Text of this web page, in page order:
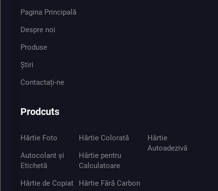
Pagina Principală
Despre noi
Produse
Știri
Contactați-ne
Prodcuts
Hârtie Foto
Autocolant și
Etichetă
Hârtie de Copiat
Hârtie Colorată
Hârtie pentru
Calculatoare
Hârtie Fără Carbon
Hârtie
Autoadezivă